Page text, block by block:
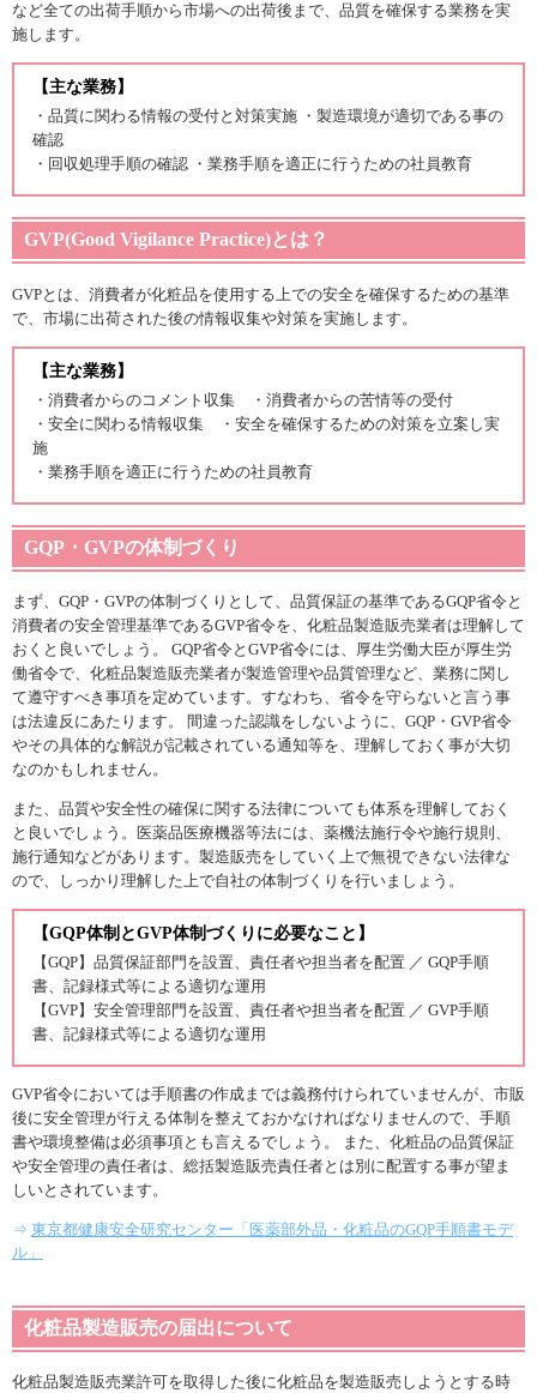
など全ての出荷手順から市場への出荷後まで、品質を確保する業務を実
施します。
【主な業務】
・品質に関わる情報の受付と対策実施 ・製造環境が適切である事の
確認
・回収処理手順の確認 ・業務手順を適正に行うための社員教育
GVP(Good Vigilance Practice)とは？
GVPとは、消費者が化粧品を使用する上での安全を確保するための基準
で、市場に出荷された後の情報収集や対策を実施します。
【主な業務】
・消費者からのコメント収集 ・消費者からの苦情等の受付
・安全に関わる情報収集 ・安全を確保するための対策を立案し実
施
・業務手順を適正に行うための社員教育
GQP・GVPの体制づくり
まず、GQP・GVPの体制づくりとして、品質保証の基準であるGQP省令と
消費者の安全管理基準であるGVP省令を、化粧品製造販売業者は理解して
おくと良いでしょう。 GQP省令とGVP省令には、厚生労働大臣が厚生労
働省令で、化粧品製造販売業者が製造管理や品質管理など、業務に関し
て遵守すべき事項を定めています。すなわち、省令を守らないと言う事
は法違反にあたります。 間違った認識をしないように、GQP・GVP省令
やその具体的な解説が記載されている通知等を、理解しておく事が大切
なのかもしれません。
また、品質や安全性の確保に関する法律についても体系を理解しておく
と良いでしょう。医薬品医療機器等法には、薬機法施行令や施行規則、
施行通知などがあります。製造販売をしていく上で無視できない法律な
ので、しっかり理解した上で自社の体制づくりを行いましょう。
【GQP体制とGVP体制づくりに必要なこと】
【GQP】品質保証部門を設置、責任者や担当者を配置 ／ GQP手順
書、記録様式等による適切な運用
【GVP】安全管理部門を設置、責任者や担当者を配置 ／ GVP手順
書、記録様式等による適切な運用
GVP省令においては手順書の作成までは義務付けられていませんが、市販
後に安全管理が行える体制を整えておかなければなりませんので、手順
書や環境整備は必須事項とも言えるでしょう。 また、化粧品の品質保証
や安全管理の責任者は、総括製造販売責任者とは別に配置する事が望ま
しいとされています。
⇒ 東京都健康安全研究センター「医薬部外品・化粧品のGQP手順書モデ
ル」
化粧品製造販売の届出について
化粧品製造販売業許可を取得した後に化粧品を製造販売しようとする時